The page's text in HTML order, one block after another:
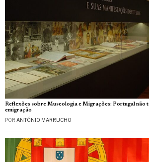
Reflexões sobre Museologia e Migrações: Portugal não
emigração
POR ANTÓNIO MARRUCHO